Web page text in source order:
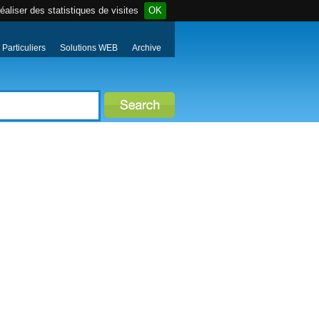
des statistiques de visites OK
Solutions WEB Archive